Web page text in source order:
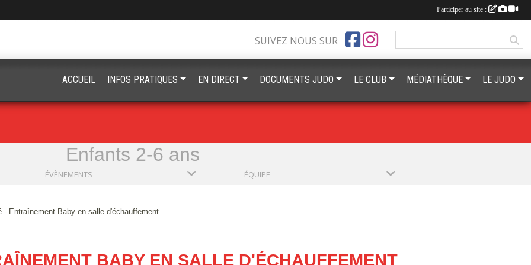
Enfants 2-6 ans
ÉVÈNEMENTS ÉQUIPE
- Entraînement Baby en salle d'échauffement
BABY EN SALLE D'ÉCHAUFFEMENT
SUIVEZ NOUS SUR
ACCUEIL INFOS PRATIQUES EN DIRECT DOCUMENTS JUDO LE CLUB MÉDIATHÈQUE LE JUDO
Participer au site :